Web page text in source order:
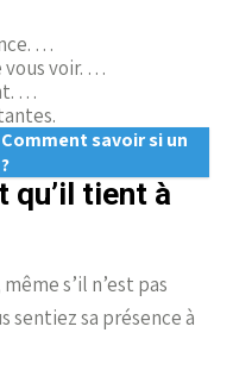
…
vous voir. …
…
Comment savoir si un
qu’il tient à
s’il n’est pas
sentiez sa présence à